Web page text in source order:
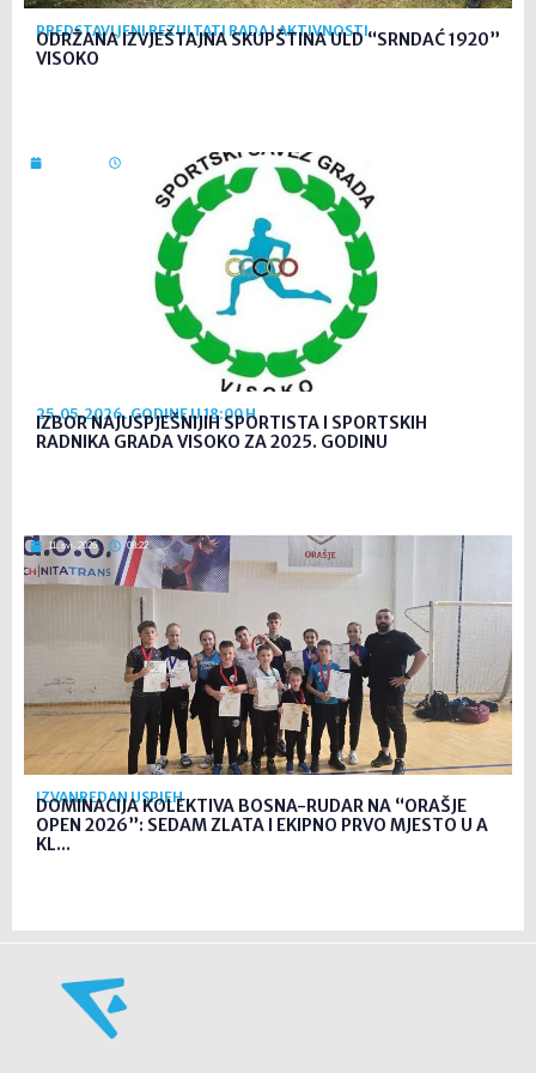
PREDSTAVLJENI REZULTATI RADA I AKTIVNOSTI
ODRŽANA IZVJEŠTAJNA SKUPŠTINA ULD “SRNDAĆ 1920”
VISOKO
25.05.2026. GODINE U 18:00 H
IZBOR NAJUSPJEŠNIJIH SPORTISTA I SPORTSKIH
RADNIKA GRADA VISOKO ZA 2025. GODINU
11. svi. 2026 08:22
IZVANREDAN USPJEH
DOMINACIJA KOLEKTIVA BOSNA-RUDAR NA “ORAŠJE
OPEN 2026”: SEDAM ZLATA I EKIPNO PRVO MJESTO U A
KL...